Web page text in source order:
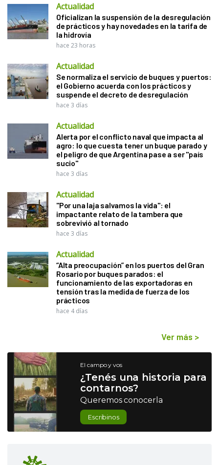
Actualidad
Oficializan la suspensión de la desregulación
de prácticos y hay novedades en la tarifa de
la hidrovía
hace 23 horas
Actualidad
Se normaliza el servicio de buques y puertos:
el Gobierno acuerda con los prácticos y
suspende el decreto de desregulación
hace 3 días
Actualidad
Alerta por el conflicto naval que impacta al
agro: lo que cuesta tener un buque parado y
el peligro de que Argentina pase a ser "país
sucio"
hace 3 días
Actualidad
"Por una laja salvamos la vida": el
impactante relato de la tambera que
sobrevivió al tornado
hace 3 días
Actualidad
“Alta preocupación” en los puertos del Gran
Rosario por buques parados: el
funcionamiento de las exportadoras en
tensión tras la medida de fuerza de los
prácticos
hace 4 días
Ver más >
El campo y vos
¿Tenés una historia para
contarnos?
Queremos conocerla
Escribinos